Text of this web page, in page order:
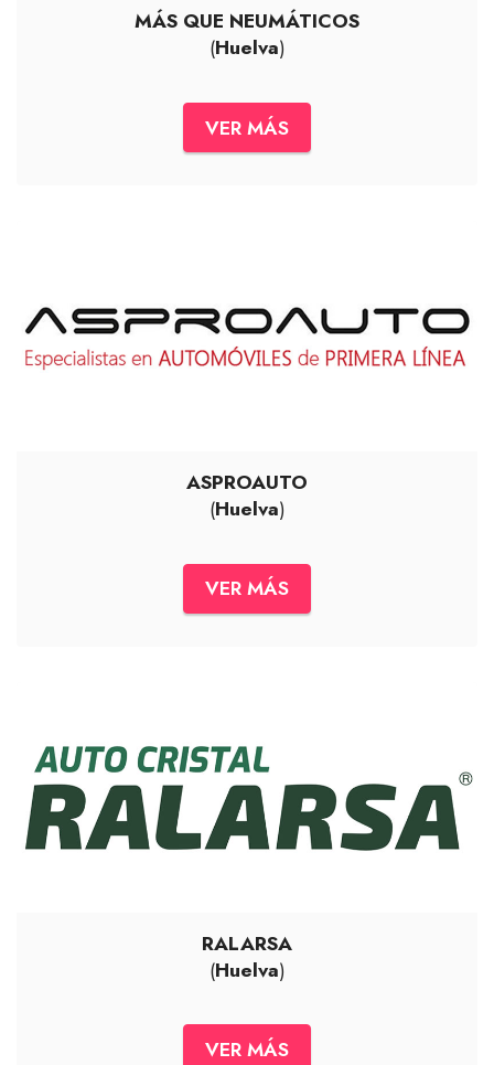
MÁS QUE NEUMÁTICOS
(Huelva)
VER MÁS
ASPROAUTO
(Huelva)
VER MÁS
RALARSA
(Huelva)
VER MÁS